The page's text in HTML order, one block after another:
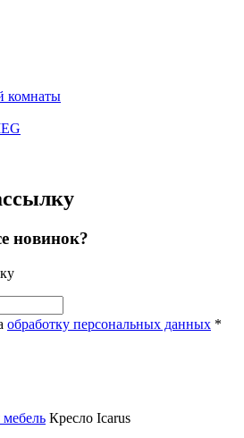
комнаты
новинок?
обработку персональных данных *
Кресло Icarus